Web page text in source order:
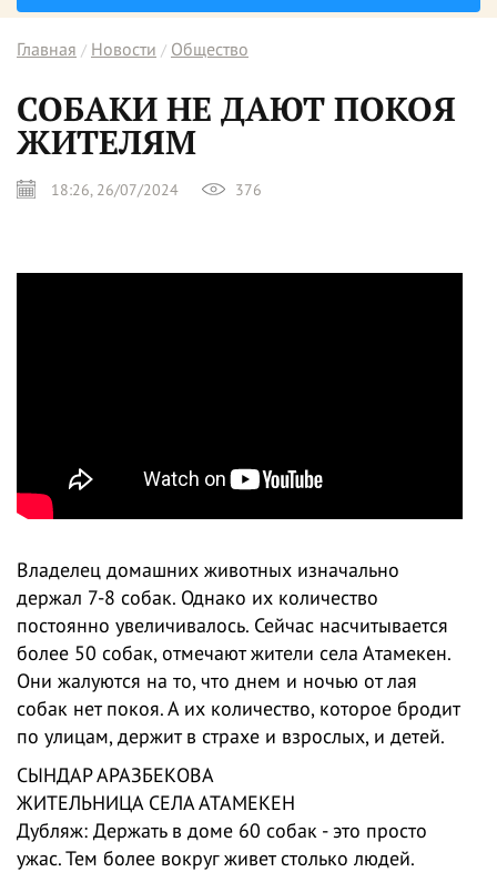
Главная Новости Общество
СОБАКИ НЕ ДАЮТ ПОКОЯ
ЖИТЕЛЯМ
18:26, 26/07/2024 376
Владелец домашних животных изначально
держал 7-8 собак. Однако их количество
постоянно увеличивалось. Сейчас насчитывается
более 50 собак, отмечают жители села Атамекен.
Они жалуются на то, что днем и ночью от лая
собак нет покоя. А их количество, которое бродит
по улицам, держит в страхе и взрослых, и детей.
СЫНДАР АРАЗБЕКОВА
ЖИТЕЛЬНИЦА СЕЛА АТАМЕКЕН
Дубляж: Держать в доме 60 собак - это просто
ужас. Тем более вокруг живет столько людей.